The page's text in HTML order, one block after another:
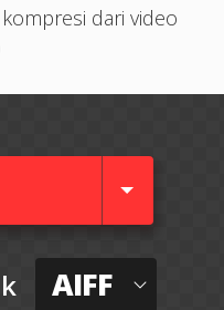
dari video
AIFF